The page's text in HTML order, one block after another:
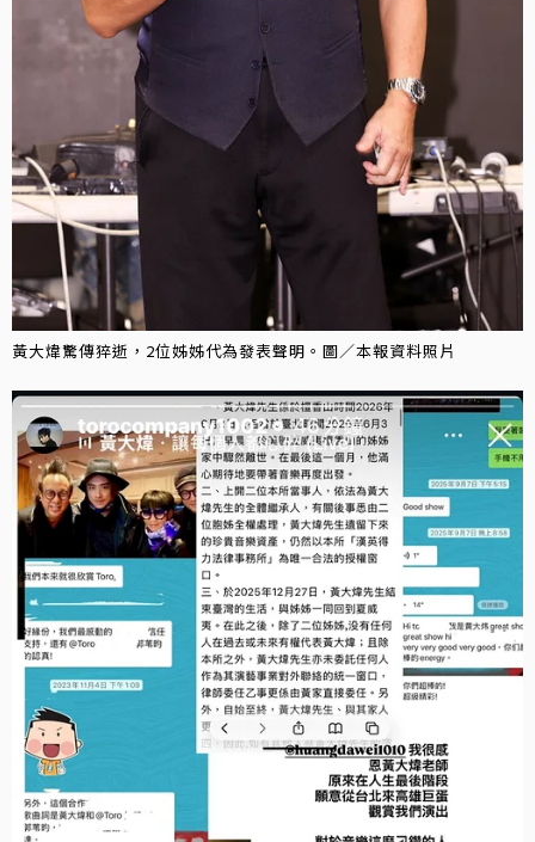
黃大煒驚傳猝逝，2位姊姊代為發表聲明。圖／本報資料照片